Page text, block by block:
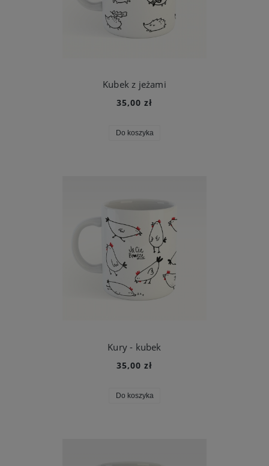
Kubek z jeżami
35,00 zł
Do koszyka
Kury - kubek
35,00 zł
Do koszyka